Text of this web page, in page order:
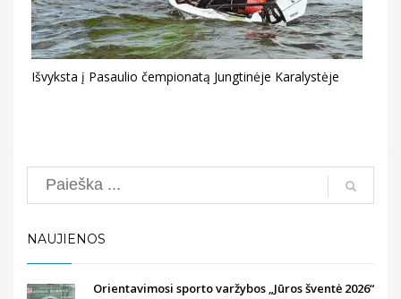
Išvyksta į Pasaulio čempionatą Jungtinėje Karalystėje
Search
NAUJIENOS
Orientavimosi sporto varžybos „Jūros šventė 2026“